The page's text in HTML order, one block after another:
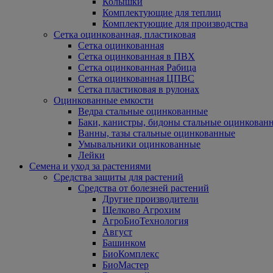
Комплектующие для теплиц
Комплектующие для производства
Сетка оцинкованная, пластиковая
Сетка оцинкованная
Сетка оцинкованная в ПВХ
Сетка оцинкованная Рабица
Сетка оцинкованная ЦПВС
Сетка пластиковая в рулонах
Оцинкованные емкости
Ведра стальные оцинкованные
Баки, канистры, бидоны стальные
Ванны, тазы стальные оцинкованные
Умывальники оцинкованные
Лейки
Семена и уход за растениями
Средства защиты для растений
Средства от болезней растений
Другие производители
Щелково Агрохим
АгроБиоТехнология
Август
Башинком
БиоКомплекс
БиоМастер